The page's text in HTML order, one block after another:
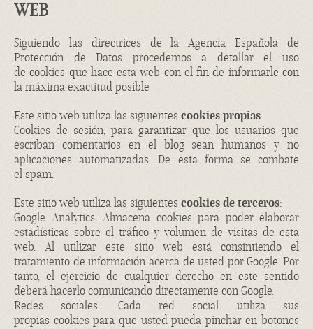
WEB
Siguiendo las directrices de la Agencia Española de
Protección de Datos procedemos a detallar el uso
decookies que hace esta web con el fin de informarle con
la máxima exactitud posible.
Este sitio web utiliza las siguientes cookies propias:
Cookies de sesión, para garantizar que los usuarios que
escriban comentarios en el blog sean humanos y no
aplicaciones automatizadas. De esta forma se combate
el spam
Este sitio web utiliza las siguientes cookies de terceros:
Google Analytics: Almacena cookies para poder elaborar
estadísticas sobre el tráfico y volumen de visitas de esta
web. Al utilizar este sitio web está consintiendo el
tratamiento de información acerca de usted por Google. Por
tanto, el ejercicio de cualquier derecho en este sentido
deberá hacerlo comunicando directamente con Google.
Redes sociales: Cada red social utiliza sus
propias cookies para que usted pueda pinchar en botones